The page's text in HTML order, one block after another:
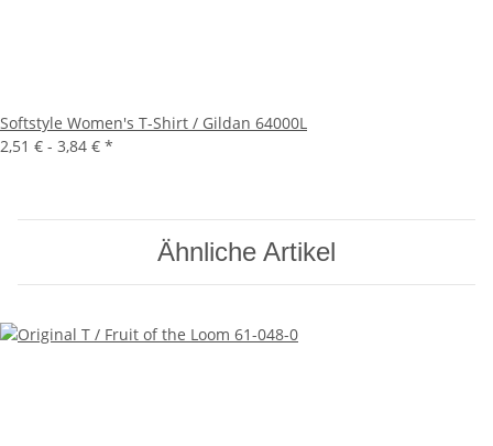
Softstyle Women's T-Shirt / Gildan 64000L
2,51 € - 3,84 € *
Ähnliche Artikel